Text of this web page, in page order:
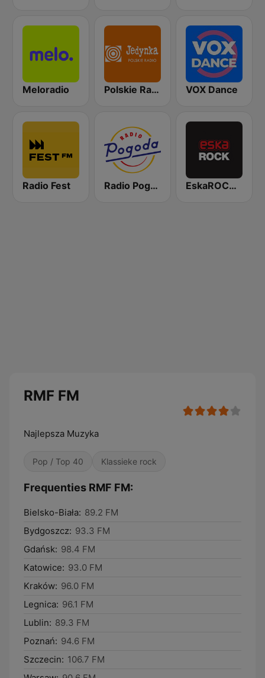
Meloradio Polskie Radio Program I (PR1) Jedynka VOX Dance
Radio Fest Radio Pogoda EskaROCK Warszawa
RMF FM
Najlepsza Muzyka
Pop / Top 40 Klassieke rock
Frequenties RMF FM:
Bielsko-Biała: 89.2 FM
Bydgoszcz: 93.3 FM
Gdańsk: 98.4 FM
Katowice: 93.0 FM
Kraków: 96.0 FM
Legnica: 96.1 FM
Lublin: 89.3 FM
Poznań: 94.6 FM
Szczecin: 106.7 FM